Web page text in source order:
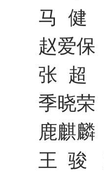
马
健
赵爱保
张
超
季晓荣
鹿麒麟
王 骏